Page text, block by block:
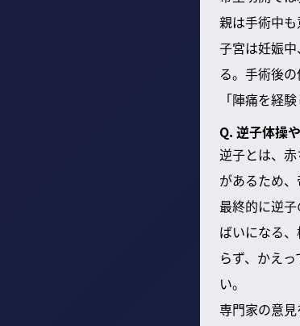
親は手術中も
子宮は妊娠
る。手術後
「陣痛を経
Q. 逆子体操
逆子とは、
があるため
最終的に逆
ばいになる
らず、かえ
い。
専門家の意